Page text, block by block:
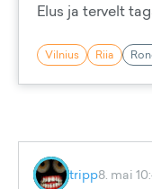
Elus ja tervelt
Vilnius Riia
tripp8. mai